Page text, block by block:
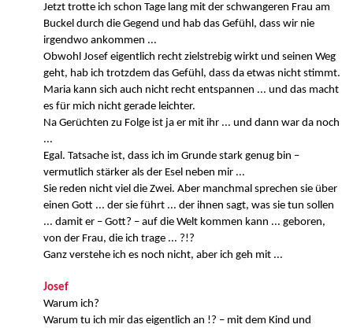
Jetzt trotte ich schon Tage lang mit der schwangeren Frau am
Buckel durch die Gegend und hab das Gefühl, dass wir nie
irgendwo ankommen ...
Obwohl Josef eigentlich recht zielstrebig wirkt und seinen Weg
geht, hab ich trotzdem das Gefühl, dass da etwas nicht stimmt.
Maria kann sich auch nicht recht entspannen ... und das macht
es für mich nicht gerade leichter.
Na Gerüchten zu Folge ist ja er mit ihr ... und dann war da noch
...
Egal. Tatsache ist, dass ich im Grunde stark genug bin –
vermutlich stärker als der Esel neben mir ...
Sie reden nicht viel die Zwei. Aber manchmal sprechen sie über
einen Gott ... der sie führt ... der ihnen sagt, was sie tun sollen
... damit er – Gott? – auf die Welt kommen kann ... geboren,
von der Frau, die ich trage ... ?!?
Ganz verstehe ich es noch nicht, aber ich geh mit ...
Josef
Warum ich?
Warum tu ich mir das eigentlich an !? – mit dem Kind und